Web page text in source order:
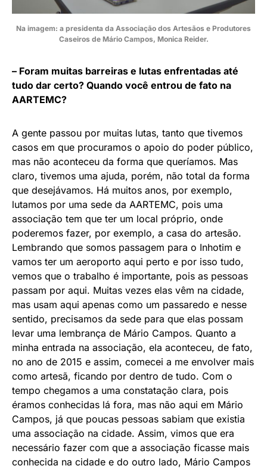
Na imagem: a presidenta da Associação dos Artesãos e Produtores
Caseiros de Mário Campos, Monica Reider.
– Foram muitas barreiras e lutas enfrentadas até
tudo dar certo? Quando você entrou de fato na
AARTEMC?
A gente passou por muitas lutas, tanto que tivemos
casos em que procuramos o apoio do poder público,
mas não aconteceu da forma que queríamos. Mas
claro, tivemos uma ajuda, porém, não total da forma
que desejávamos. Há muitos anos, por exemplo,
lutamos por uma sede da AARTEMC, pois uma
associação tem que ter um local próprio, onde
poderemos fazer, por exemplo, a casa do artesão.
Lembrando que somos passagem para o Inhotim e
vamos ter um aeroporto aqui perto e por isso tudo,
vemos que o trabalho é importante, pois as pessoas
passam por aqui. Muitas vezes elas vêm na cidade,
mas usam aqui apenas como um passaredo e nesse
sentido, precisamos da sede para que elas possam
levar uma lembrança de Mário Campos. Quanto a
minha entrada na associação, ela aconteceu, de fato,
no ano de 2015 e assim, comecei a me envolver mais
como artesã, ficando por dentro de tudo. Com o
tempo chegamos a uma constatação clara, pois
éramos conhecidas lá fora, mas não aqui em Mário
Campos, já que poucas pessoas sabiam que existia
uma associação na cidade. Assim, vimos que era
necessário fazer com que a associação ficasse mais
conhecida na cidade e do outro lado, Mário Campos